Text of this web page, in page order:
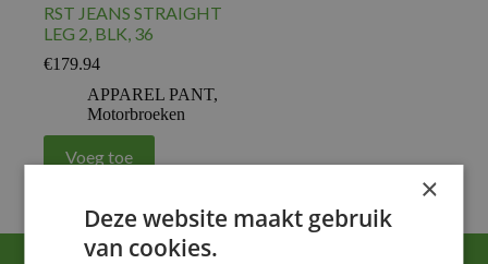
RST JEANS STRAIGHT
LEG 2, BLK, 36
€179.94
APPAREL PANT,
Motorbroeken
Voeg toe
×
Deze website maakt gebruik
van cookies.